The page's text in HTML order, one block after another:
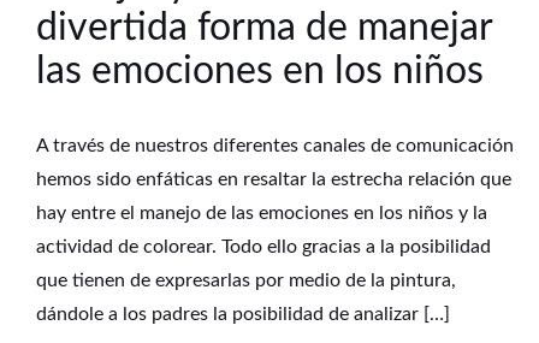
divertida forma de manejar
las emociones en los niños
A través de nuestros diferentes canales de comunicación
hemos sido enfáticas en resaltar la estrecha relación que
hay entre el manejo de las emociones en los niños y la
actividad de colorear. Todo ello gracias a la posibilidad
que tienen de expresarlas por medio de la pintura,
dándole a los padres la posibilidad de analizar […]